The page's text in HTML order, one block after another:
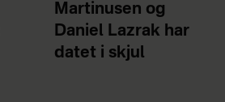
Martinusen og
Daniel Lazrak har
datet i skjul